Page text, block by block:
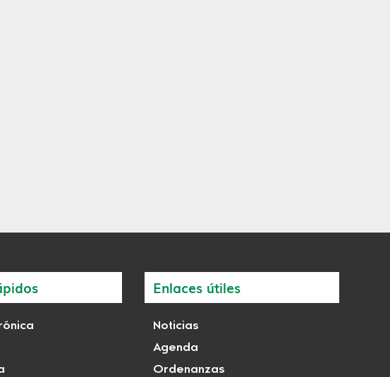
Enlaces útiles
Noticias
Agenda
Ordenanzas